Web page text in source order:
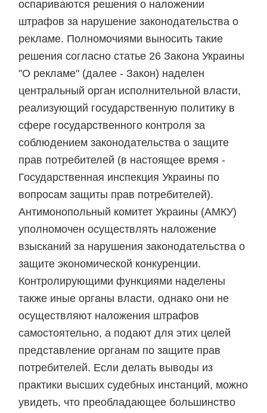
оспариваются решения о наложении
штрафов за нарушение законодательства о
рекламе. Полномочиями выносить такие
решения согласно статье 26 Закона Украины
"О рекламе" (далее - Закон) наделен
центральный орган исполнительной власти,
реализующий государственную политику в
сфере государственного контроля за
соблюдением законодательства о защите
прав потребителей (в настоящее время -
Государственная инспекция Украины по
вопросам защиты прав потребителей).
Антимонопольный комитет Украины (АМКУ)
уполномочен осуществлять наложение
взысканий за нарушения законодательства о
защите экономической конкуренции.
Контролирующими функциями наделены
также иные органы власти, однако они не
осуществляют наложения штрафов
самостоятельно, а подают для этих целей
представление органам по защите прав
потребителей. Если делать выводы из
практики высших судебных инстанций, можно
увидеть, что преобладающее большинство